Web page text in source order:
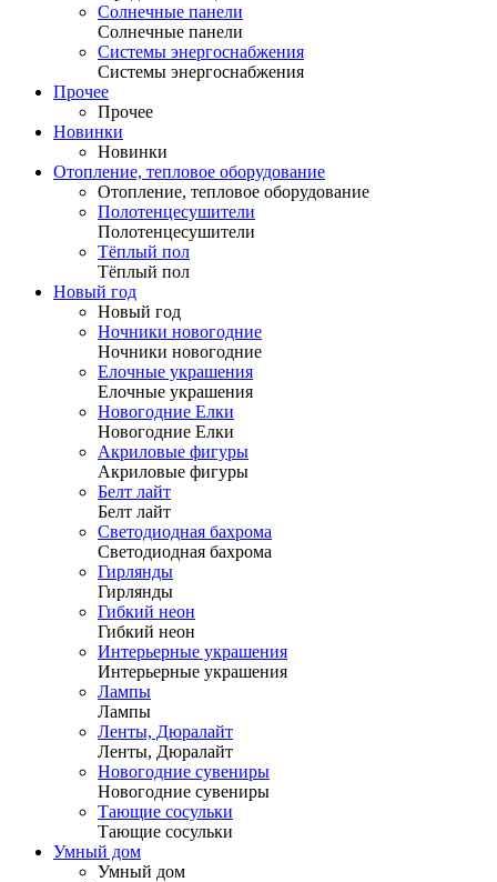
Солнечные панели
Солнечные панели
Системы энергоснабжения
Системы энергоснабжения
Прочее
Прочее
Новинки
Новинки
Отопление, тепловое оборудование
Отопление, тепловое оборудование
Полотенцесушители
Полотенцесушители
Тёплый пол
Тёплый пол
Новый год
Новый год
Ночники новогодние
Ночники новогодние
Елочные украшения
Елочные украшения
Новогодние Елки
Новогодние Елки
Акриловые фигуры
Акриловые фигуры
Белт лайт
Белт лайт
Светодиодная бахрома
Светодиодная бахрома
Гирлянды
Гирлянды
Гибкий неон
Гибкий неон
Интерьерные украшения
Интерьерные украшения
Лампы
Лампы
Ленты, Дюралайт
Ленты, Дюралайт
Новогодние сувениры
Новогодние сувениры
Тающие сосульки
Тающие сосульки
Умный дом
Умный дом